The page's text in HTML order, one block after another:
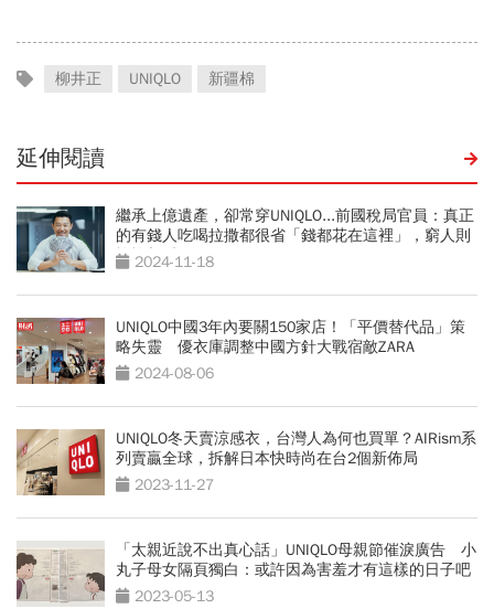
柳井正 UNIQLO 新疆棉
延伸閱讀
繼承上億遺產，卻常穿UNIQLO...前國稅局官員：真正
的有錢人吃喝拉撒都很省「錢都花在這裡」，窮人則
恰恰相反
2024-11-18
UNIQLO中國3年內要關150家店！「平價替代品」策
略失靈 優衣庫調整中國方針大戰宿敵ZARA
2024-08-06
UNIQLO冬天賣涼感衣，台灣人為何也買單？AIRism系
列賣贏全球，拆解日本快時尚在台2個新佈局
2023-11-27
「太親近說不出真心話」UNIQLO母親節催淚廣告 小
丸子母女隔頁獨白：或許因為害羞才有這樣的日子吧
2023-05-13